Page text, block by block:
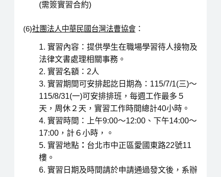
(需簽實習合約)
(6)社團法人中華民國台灣法曹協會：
實習內容：提供學生在職場學習待人接物及
法律文書處理相關事務。
實習名額：2人
實習期間可安排起訖日期為：115/7/1(三)～
115/8/31(一)可安排排班，每週工作最多５
天，周休２天，實習工作時間總計40小時。
實習時間：上午9:00～12:00、下午14:00～
17:00，計６小時，。
實習地點： 台北市中正區愛國東路22號11
樓。
實習日期及時間請於申請通過發文後，系辦